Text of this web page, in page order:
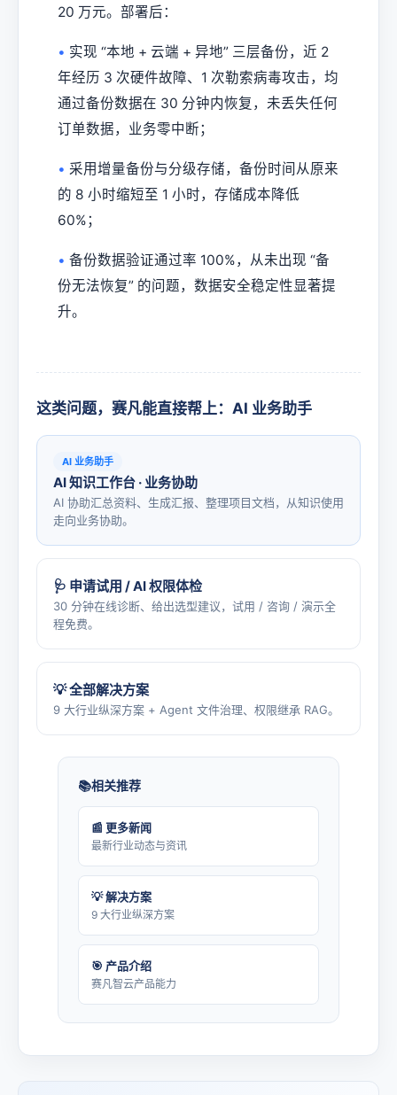
20 万元。部署后：
• 实现 “本地 + 云端 + 异地” 三层备份，近 2
年经历 3 次硬件故障、1 次勒索病毒攻击，均
通过备份数据在 30 分钟内恢复，未丢失任何
订单数据，业务零中断；
• 采用增量备份与分级存储，备份时间从原来
的 8 小时缩短至 1 小时，存储成本降低
60%；
• 备份数据验证通过率 100%，从未出现 “备
份无法恢复” 的问题，数据安全稳定性显著提
升。
这类问题，赛凡能直接帮上：AI 业务助手
AI 业务助手
AI 知识工作台 · 业务协助
AI 协助汇总资料、生成汇报、整理项目文档，从知识使用
走向业务协助。
🩺 申请试用 / AI 权限体检
30 分钟在线诊断、给出选型建议，试用 / 咨询 / 演示全
程免费。
💡 全部解决方案
9 大行业纵深方案 + Agent 文件治理、权限继承 RAG。
相关推荐
📰 更多新闻
最新行业动态与资讯
💡 解决方案
9 大行业纵深方案
🎯 产品介绍
赛凡智云产品能力